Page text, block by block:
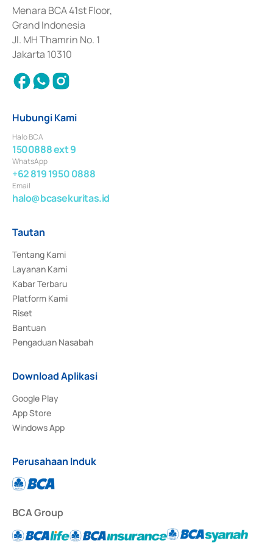
Penerbitan, Transaksi, serta Penatausahaan dan Penyelesaian Transaksi
Surat Berharga Komersial yang izinnya diterbitkan pada tahun 2018.
Menara BCA 41st Floor,
Grand Indonesia
Jl. MH Thamrin No. 1
Jakarta 10310
Hubungi Kami
Halo BCA
1500888 ext 9
WhatsApp
+62 819 1950 0888
Email
halo@bcasekuritas.id
Tautan
Tentang Kami
Layanan Kami
Kabar Terbaru
Platform Kami
Riset
Bantuan
Pengaduan Nasabah
Download Aplikasi
Google Play
App Store
Windows App
Perusahaan Induk
BCA Group